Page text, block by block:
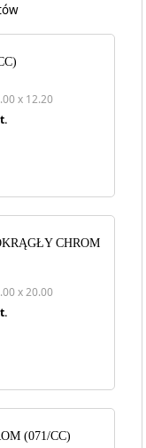
x 12.20
CHROM
x 20.00
(071/CC)